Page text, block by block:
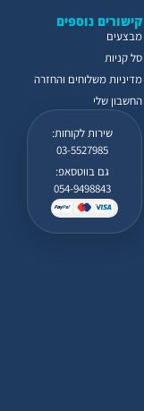
קישורים נוספים
מבצעים
סל קניות
מדיניות משלוחים והחזרה
החשבון שלי
שירות לקוחות:
03-5527985
גם בווטסאפ:
054-9498843